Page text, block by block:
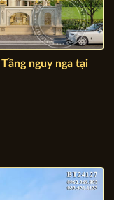
nguy nga tại